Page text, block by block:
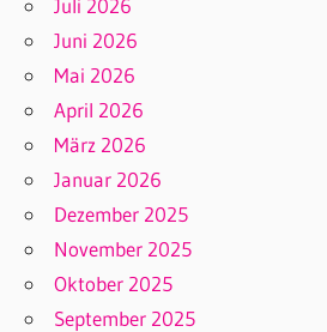
Juni 2026
Mai 2026
April 2026
März 2026
Januar 2026
Dezember 2025
November 2025
Oktober 2025
September 2025